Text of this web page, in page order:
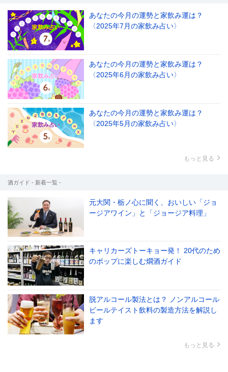
あなたの今月の運勢と家飲み運は？
〈2025年7月の家飲み占い〉
あなたの今月の運勢と家飲み運は？
〈2025年6月の家飲み占い〉
あなたの今月の運勢と家飲み運は？
〈2025年5月の家飲み占い〉
もっと見る
酒ガイド - 新着一覧 -
元大関・栃ノ心に聞く、おいしい「ジョ
ージアワイン」と「ジョージア料理」
キャリカーズトーキョー発！ 20代のため
のポップに楽しむ燗酒ガイド
脱アルコール製法とは？ ノンアルコール
ビールテイスト飲料の製造方法を解説し
ます
もっと見る